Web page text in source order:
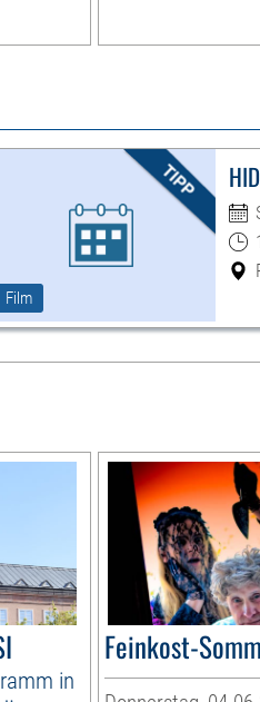
Film
in
Feinkost-